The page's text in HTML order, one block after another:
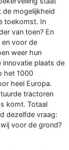
de mogelijkheid
toekomst. In
van toen? En
voor de
weer hun
innovatie plaats de
het 1000
heel Europa.
tractoren
komt. Totaal
dezelfde vraag:
voor de grond?